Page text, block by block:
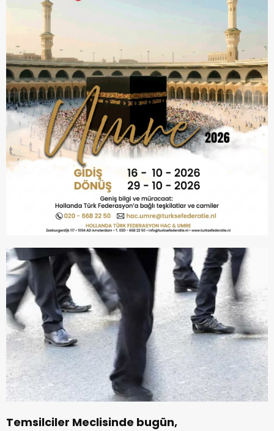
Temsilciler Meclisinde bugün,